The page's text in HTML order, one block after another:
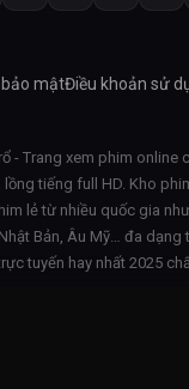
mậtĐiều khoản sử
- Trang xem phim online
tiếng full HD. Kho
lẻ từ nhiều quốc gia
Bản, Âu Mỹ… đa dạng
tuyến hay nhất 2025